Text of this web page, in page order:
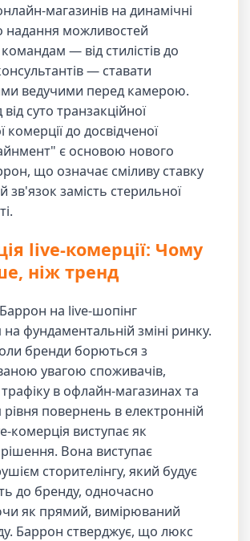
магазинів на динамічні
надання можливостей
— від стилістів до
— ставати
ведучими перед камерою.
суто транзакційної
комерції до досвідченої
є основою нового
що означає сміливу ставку
зв'язок замість стерильної
live-комерції: Чому
ніж тренд
на live-шопінг
на фундаментальній зміні ринку.
бренди борються з
увагою споживачів,
в офлайн-магазинах та
повернень в електронній
комерція виступає як
Вона виступає
сторителінгу, який будує
до бренду, одночасно
як прямий, вимірюваний
Баррон стверджує, що люкс